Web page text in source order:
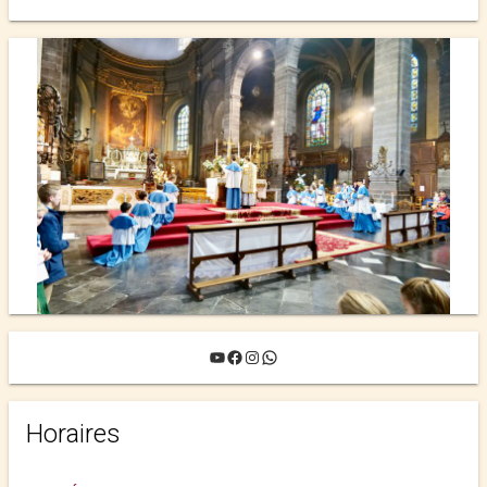
YouTube
Facebook
Instagram
WhatsApp
Horaires